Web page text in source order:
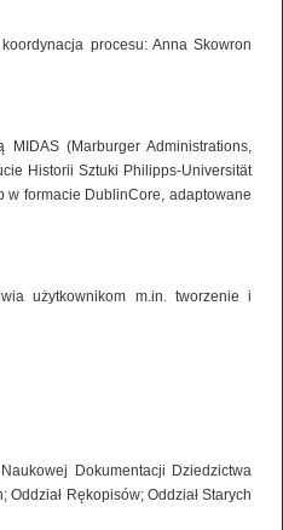
procesu: Anna Skowron
(Marburger Administrations,
Historii Sztuki Philipps-Universität
w formacie DublinCore, adaptowane
użytkownikom m.in. tworzenie i
Dokumentacji Dziedzictwa
Rękopisów; Oddział Starych